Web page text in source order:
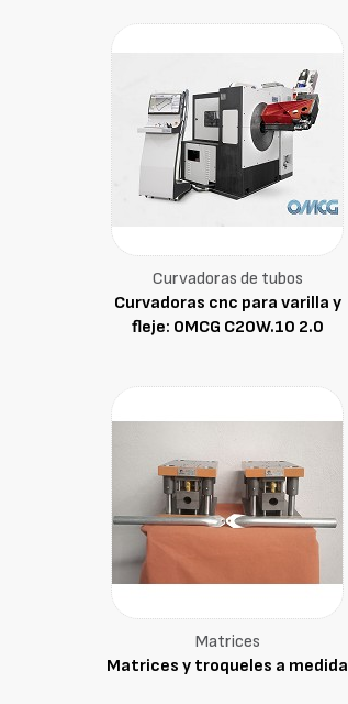
Curvadoras de tubos
Curvadoras cnc para varilla y
fleje: OMCG C20W.10 2.0
Matrices
Matrices y troqueles a medida